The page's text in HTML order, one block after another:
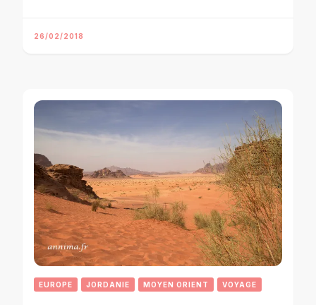
26/02/2018
EUROPE JORDANIE MOYEN ORIENT VOYAGE